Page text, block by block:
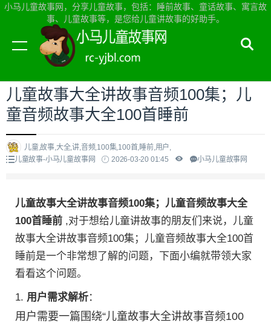
小马儿童故事网，分享儿童故事，包括：睡前故事、童话故事、寓言故
事、儿童故事等，是您给儿童讲故事的好助手。
当前位置：小马儿童故事网首页>儿童故事
儿童故事大全讲故事音频100集；儿
童音频故事大全100首睡前
儿童,故事,大全,讲,音频,100集,100首,睡前,用户,
儿童故事-小马儿童故事网
2026-03-20 01:45 小马儿童故事网
儿童故事大全讲故事音频100集；儿童音频故事大全
100首睡前 ,对于想给儿童讲故事的朋友们来说，儿童
故事大全讲故事音频100集；儿童音频故事大全100首
睡前是一个非常想了解的问题，下面小编就带领大家
看看这个问题。
1. 用户需求解析：
用户需要一篇围绕“儿童故事大全讲故事音频100